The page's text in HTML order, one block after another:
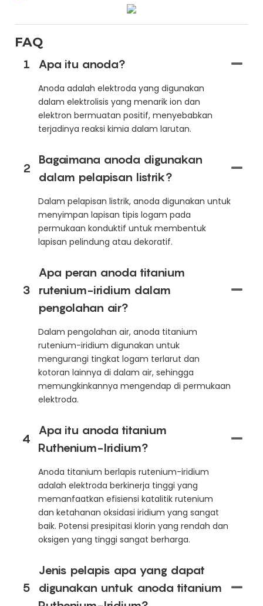
FAQ
1 Apa itu anoda?
Anoda adalah elektroda yang digunakan
dalam elektrolisis yang menarik ion dan
elektron bermuatan positif, menyebabkan
terjadinya reaksi kimia dalam larutan.
2
Bagaimana anoda digunakan
dalam pelapisan listrik?
Dalam pelapisan listrik, anoda digunakan untuk
menyimpan lapisan tipis logam pada
permukaan konduktif untuk membentuk
lapisan pelindung atau dekoratif.
3
Apa peran anoda titanium
rutenium-iridium dalam
pengolahan air?
Dalam pengolahan air, anoda titanium
rutenium-iridium digunakan untuk
mengurangi tingkat logam terlarut dan
kotoran lainnya di dalam air, sehingga
memungkinkannya mengendap di permukaan
elektroda.
4
Apa itu anoda titanium
Ruthenium-Iridium?
Anoda titanium berlapis rutenium-iridium
adalah elektroda berkinerja tinggi yang
memanfaatkan efisiensi katalitik rutenium
dan ketahanan oksidasi iridium yang sangat
baik. Potensi presipitasi klorin yang rendah dan
oksigen yang tinggi sangat berharga.
5
Jenis pelapis apa yang dapat
digunakan untuk anoda titanium